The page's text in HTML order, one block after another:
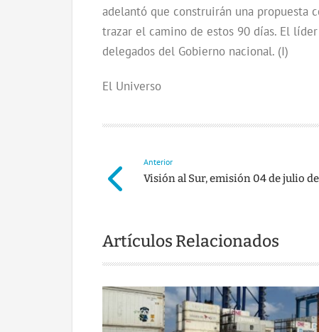
adelantó que construirán una propuesta
trazar el camino de estos 90 días. El
delegados del Gobierno nacional. (I)
El Universo
Anterior
Visión al Sur, emisión 04 de julio
Artículos Relacionados